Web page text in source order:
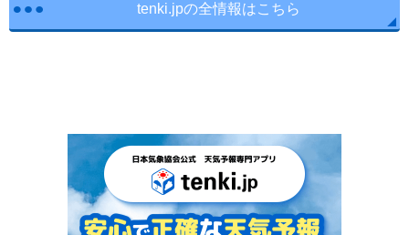
tenki.jpの全情報はこちら